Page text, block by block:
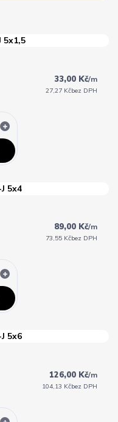
33,00 Kč/m
27,27 Kčbez DPH
89,00 Kč/m
73,55 Kčbez DPH
126,00 Kč/m
104,13 Kčbez DPH